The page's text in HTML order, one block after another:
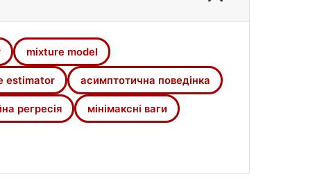
an example. In the paper we construct
The covariances of these
obtained confidence ellipsoids is
mixture model
estimator асимптотична поведінка
регресія мінімаксні ваги